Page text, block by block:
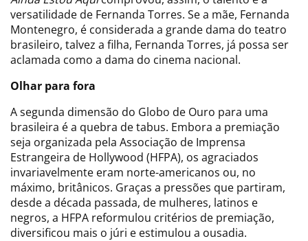
versatilidade de Fernanda Torres. Se a mãe, Fernanda
Montenegro, é considerada a grande dama do teatro
brasileiro, talvez a filha, Fernanda Torres, já possa ser
aclamada como a dama do cinema nacional.
Olhar para fora
A segunda dimensão do Globo de Ouro para uma
brasileira é a quebra de tabus. Embora a premiação
seja organizada pela Associação de Imprensa
Estrangeira de Hollywood (HFPA), os agraciados
invariavelmente eram norte-americanos ou, no
máximo, britânicos. Graças a pressões que partiram,
desde a década passada, de mulheres, latinos e
negros, a HFPA reformulou critérios de premiação,
diversificou mais o júri e estimulou a ousadia.